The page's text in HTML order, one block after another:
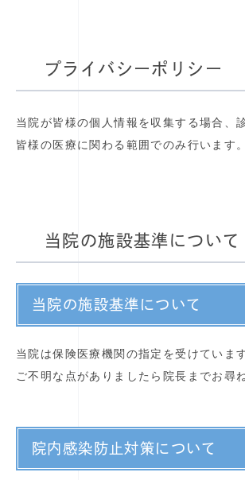
プライバシーポリシー
当院が皆様の個人情報を収集する場合、
皆様の医療に関わる範囲でのみ行います。
当院の施設基準について
当院の施設基準について
当院は保険医療機関の指定を受けています
ご不明な点がありましたら院長までお尋
院内感染防止対策について